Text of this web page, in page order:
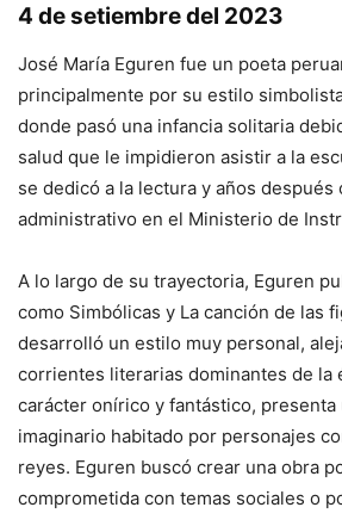
4 de setiembre del 2023
José María Eguren fue un poeta
principalmente por su estilo
donde pasó una infancia solitaria
salud que le impidieron asistir a la
se dedicó a la lectura y años después
administrativo en el Ministerio de
A lo largo de su trayectoria, Eguren
como Simbólicas y La canción de las
desarrolló un estilo muy personal,
corrientes literarias dominantes de la
carácter onírico y fantástico, presenta
imaginario habitado por personajes
reyes. Eguren buscó crear una obra
comprometida con temas sociales o